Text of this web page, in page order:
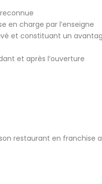
en charge par l’enseigne
et constituant un
et après l’ouverture
restaurant en franchise